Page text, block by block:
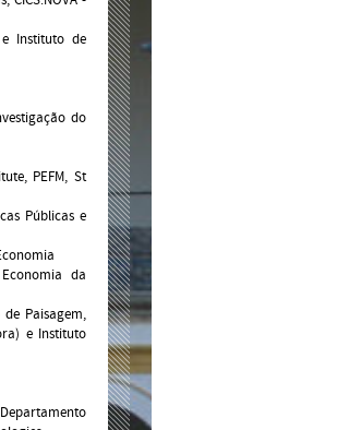
e Instituto de
do
PEFM, St
Públicas e
da
Paisagem,
e Instituto